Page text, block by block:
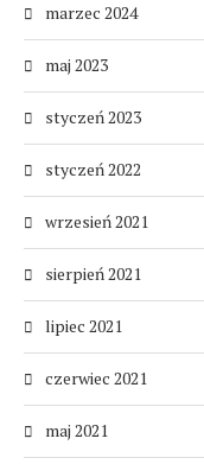
marzec 2024
maj 2023
styczeń 2023
styczeń 2022
wrzesień 2021
sierpień 2021
lipiec 2021
czerwiec 2021
maj 2021